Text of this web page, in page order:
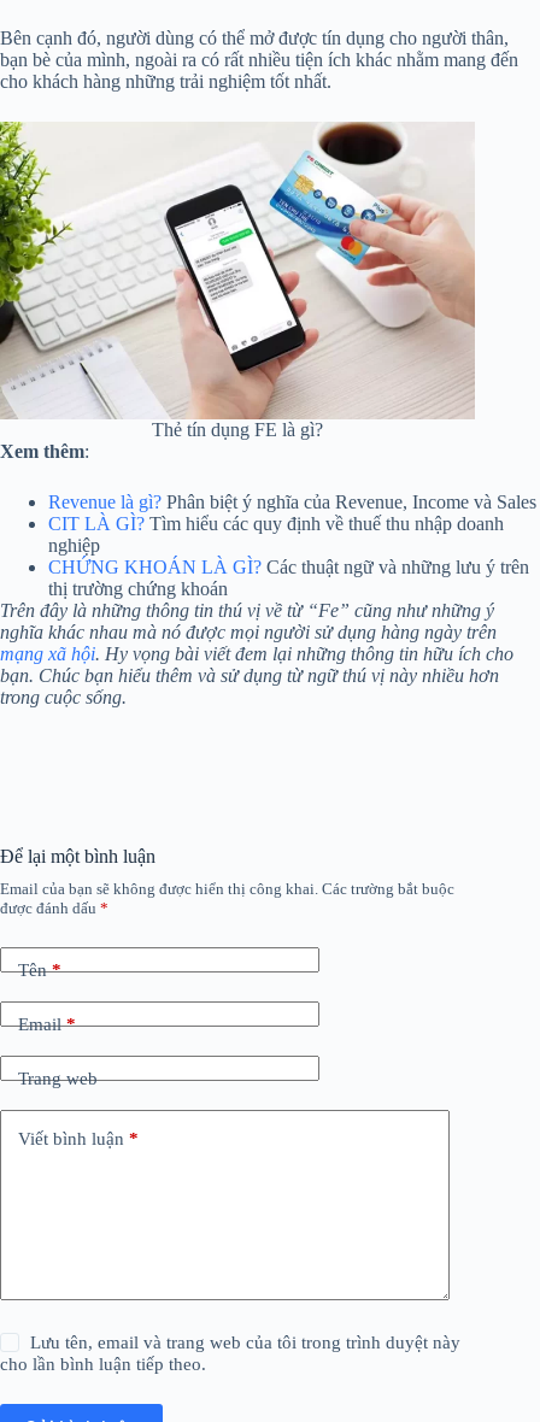
Bên cạnh đó, người dùng có thể mở được tín dụng cho người thân,
bạn bè của mình, ngoài ra có rất nhiều tiện ích khác nhằm mang đến
cho khách hàng những trải nghiệm tốt nhất.
Thẻ tín dụng FE là gì?
Xem thêm:
Revenue là gì? Phân biệt ý nghĩa của Revenue, Income và Sales
CIT LÀ GÌ? Tìm hiểu các quy định về thuế thu nhập doanh
nghiệp
CHỨNG KHOÁN LÀ GÌ? Các thuật ngữ và những lưu ý trên
thị trường chứng khoán
Trên đây là những thông tin thú vị về từ “Fe” cũng như những ý
nghĩa khác nhau mà nó được mọi người sử dụng hàng ngày trên
mạng xã hội. Hy vọng bài viết đem lại những thông tin hữu ích cho
bạn. Chúc bạn hiểu thêm và sử dụng từ ngữ thú vị này nhiều hơn
trong cuộc sống.
Để lại một bình luận
Email của bạn sẽ không được hiển thị công khai. Các trường bắt buộc
được đánh dấu *
Tên*
Email*
Trang web
Viết bình luận *
Lưu tên, email và trang web của tôi trong trình duyệt này
cho lần bình luận tiếp theo.